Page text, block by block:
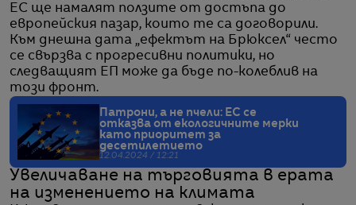
ЕС ще намалят ползите от достъпа до
европейския пазар, които те са договорили.
Към днешна дата „ефектът на Брюксел“ често
се свързва с прогресивни политики, но
следващият ЕП може да бъде по-колеблив на
този фронт.
Патрони, а не пчели: ЕС се
отказва от екологичните мерки
като приоритет за
десетилетието
12.04.2024 / 12:21
Увеличаване на търговията в ерата
на изменението на климата